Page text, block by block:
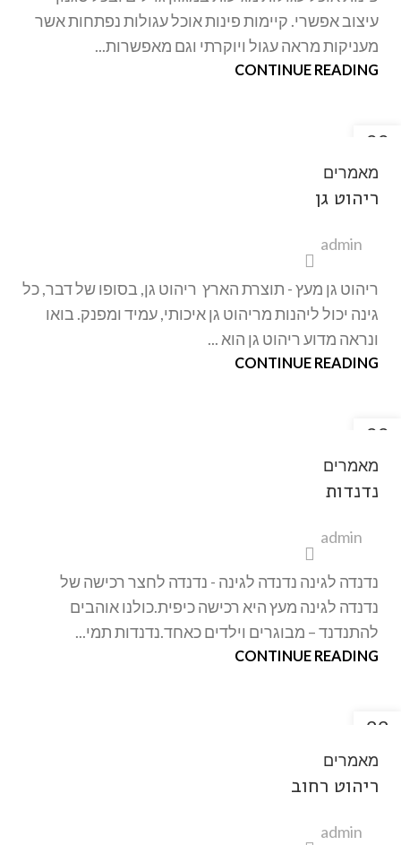
עיצוב אפשרי. קיימות פינות אוכל עגולות נפתחות אשר
מעניקות מראה עגול ויוקרתי וגם מאפשרות...
CONTINUE READING
22
מאמרים
ריהוט גן
admin
ריהוט גן מעץ - תוצרת הארץ ריהוט גן, בסופו של דבר, כל
גינה יכול ליהנות מריהוט גן איכותי, עמיד ומפנק. בואו
ונראה מדוע ריהוט גן הוא ...
CONTINUE READING
22
מאמרים
נדנדות
admin
נדנדה לגינה נדנדה לגינה - נדנדה לחצר רכישה של
נדנדה לגינה מעץ היא רכישה כיפית.כולנו אוהבים
להתנדנד – מבוגרים וילדים כאחד.נדנדות תמי...
CONTINUE READING
22
מאמרים
ריהוט רחוב
admin